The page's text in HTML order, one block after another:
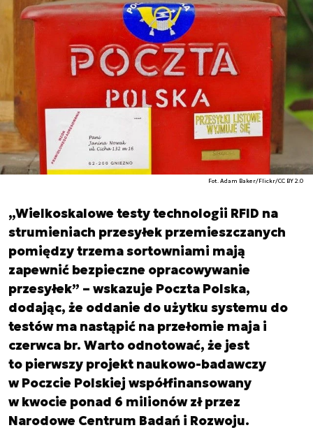
Fot. Adam Baker/Flickr/CC BY 2.0
„Wielkoskalowe testy technologii RFID na
strumieniach przesyłek przemieszczanych
pomiędzy trzema sortowniami mają
zapewnić bezpieczne opracowywanie
przesyłek” – wskazuje Poczta Polska,
dodając, że oddanie do użytku systemu do
testów ma nastąpić na przełomie maja i
czerwca br. Warto odnotować, że jest
to pierwszy projekt naukowo-badawczy
w Poczcie Polskiej współfinansowany
w kwocie ponad 6 milionów zł przez
Narodowe Centrum Badań i Rozwoju.